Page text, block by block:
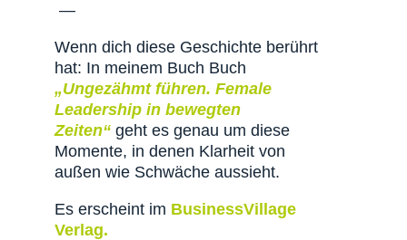
—
Wenn dich diese Geschichte berührt
hat: In meinem Buch Buch
„Ungezähmt führen. Female
Leadership in bewegten
Zeiten“geht es genau um diese
Momente, in denen Klarheit von
außen wie Schwäche aussieht.
Es erscheint im BusinessVillage
Verlag.